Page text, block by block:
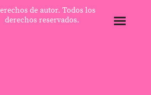
de autor. Todos los
derechos reservados.